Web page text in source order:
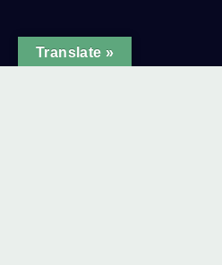
Translate »